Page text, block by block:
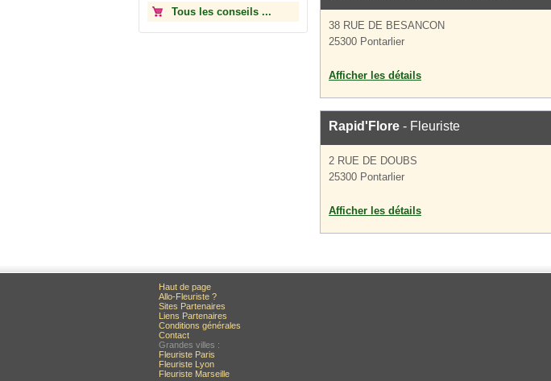
Tous les conseils ...
38 RUE DE BESANCON
25300 Pontarlier
Afficher les détails
Rapid'Flore - Fleuriste
2 RUE DE DOUBS
25300 Pontarlier
Afficher les détails
Haut de page
Allo-Fleuriste ?
Sites Partenaires
Liens Partenaires
Conditions générales
Contact
Grandes villes :
Fleuriste Paris
Fleuriste Lyon
Fleuriste Marseille